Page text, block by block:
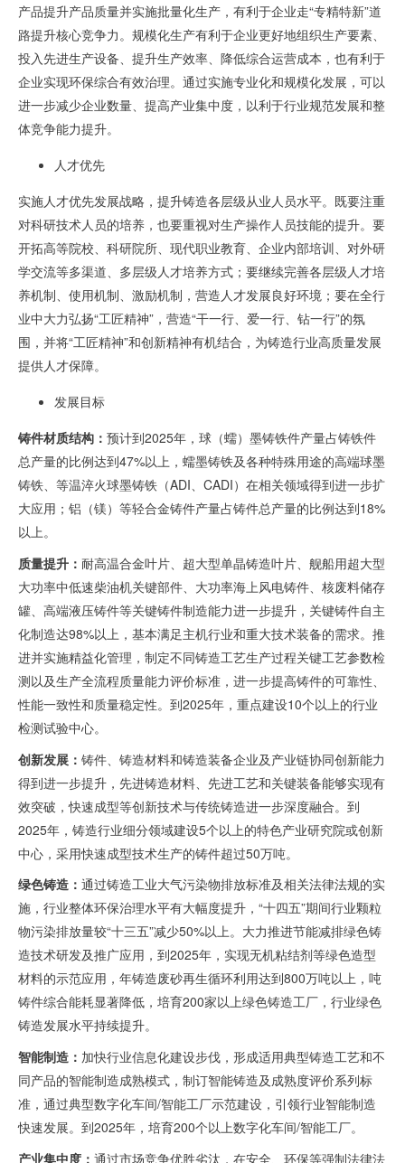
产品提升产品质量并实施批量化生产，有利于企业走“专精特新”道
路提升核心竞争力。规模化生产有利于企业更好地组织生产要素、
投入先进生产设备、提升生产效率、降低综合运营成本，也有利于
企业实现环保综合有效治理。通过实施专业化和规模化发展，可以
进一步减少企业数量、提高产业集中度，以利于行业规范发展和整
体竞争能力提升。
人才优先
实施人才优先发展战略，提升铸造各层级从业人员水平。既要注重
对科研技术人员的培养，也要重视对生产操作人员技能的提升。要
开拓高等院校、科研院所、现代职业教育、企业内部培训、对外研
学交流等多渠道、多层级人才培养方式；要继续完善各层级人才培
养机制、使用机制、激励机制，营造人才发展良好环境；要在全行
业中大力弘扬“工匠精神”，营造“干一行、爱一行、钻一行”的氛
围，并将“工匠精神”和创新精神有机结合，为铸造行业高质量发展
提供人才保障。
发展目标
铸件材质结构： 预计到2025年，球（蠕）墨铸铁件产量占铸铁件
总产量的比例达到47%以上，蠕墨铸铁及各种特殊用途的高端球墨
铸铁、等温淬火球墨铸铁（ADI CADI）在相关领域得到进一步扩
大应用；铝（镁）等轻合金铸件产量占铸件总产量的比例达到18%
以上。
质量提升： 耐高温合金叶片、超大型单晶铸造叶片、舰船用超大型
大功率中低速柴油机关键部件、大功率海上风电铸件、核废料储存
罐、高端液压铸件等关键铸件制造能力进一步提升，关键铸件自主
化制造达98%以上，基本满足主机行业和重大技术装备的需求。推
进并实施精益化管理，制定不同铸造工艺生产过程关键工艺参数检
测以及生产全流程质量能力评价标准，进一步提高铸件的可靠性、
性能一致性和质量稳定性。到2025年，重点建设10个以上的行业
检测试验中心。
创新发展： 铸件、铸造材料和铸造装备企业及产业链协同创新能力
得到进一步提升，先进铸造材料、先进工艺和关键装备能够实现有
效突破，快速成型等创新技术与传统铸造进一步深度融合。到
2025年，铸造行业细分领域建设5个以上的特色产业研究院或创新
中心，采用快速成型技术生产的铸件超过50万吨。
绿色铸造： 通过铸造工业大气污染物排放标准及相关法律法规的实
施，行业整体环保治理水平有大幅度提升，“十四五”期间行业颗粒
物污染排放量较“十三五”减少50%以上。大力推进节能减排绿色铸
造技术研发及推广应用，到2025年，实现无机粘结剂等绿色造型
材料的示范应用，年铸造废砂再生循环利用达到800万吨以上，吨
铸件综合能耗显著降低，培育200家以上绿色铸造工厂，行业绿色
铸造发展水平持续提升。
智能制造： 加快行业信息化建设步伐，形成适用典型铸造工艺和不
同产品的智能制造成熟模式，制订智能铸造及成熟度评价系列标
准，通过典型数字化车间/智能工厂示范建设，引领行业智能制造
快速发展。到2025年，培育200个以上数字化车间/智能工厂。
产业集中度： 通过市场竞争优胜劣汰，在安全、环保等强制法律法